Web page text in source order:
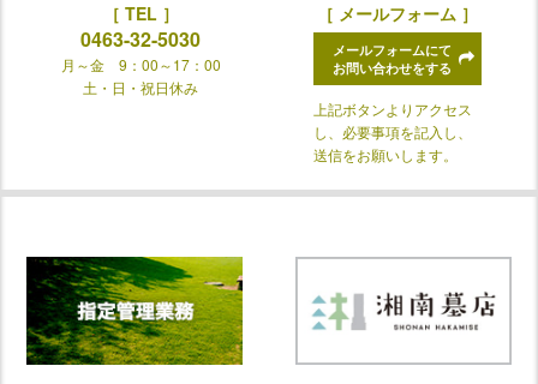
［ TEL ］
0463-32-5030
月～金 9：00～17：00
土・日・祝日休み
［ メールフォーム ］
メールフォームにて
お問い合わせをする
上記ボタンよりアクセス
し、必要事項を記入し、
送信をお願いします。